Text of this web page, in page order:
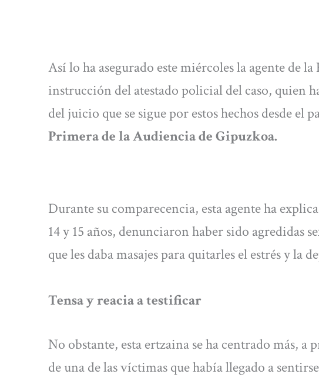
Así lo ha asegurado este miércoles la agente de
instrucción del atestado policial del caso, quien
del juicio que se sigue por estos hechos desde el
Primera de la Audiencia de Gipuzkoa.
Durante su comparecencia, esta agente ha
14 y 15 años, denunciaron haber sido agredidas
que les daba masajes para quitarles el estrés y la
Tensa y reacia a testificar
No obstante, esta ertzaina se ha centrado más, a
de una de las víctimas que había llegado a